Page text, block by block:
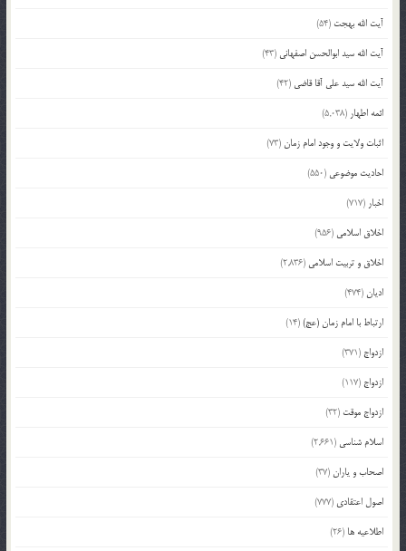
آیت الله بهجت (54)
آیت الله سید ابوالحسن اصفهانی (43)
آیت الله سید علی آقا قاضی (42)
ائمه اطهار (5,038)
اثبات ولایت و وجود امام زمان(73)
احادیث موضوعی (550)
اخبار (717)
اخلاق اسلامی (956)
اخلاق و تربیت اسلامی (2,836)
ادیان(474)
ارتباط با امام زمان (عج)(14)
ازدواج (371)
ازدواج (117)
ازدواج موقت (32)
اسلام شناسی (2,661)
اصحاب و یاران(37)
اصول اعتقادی (777)
اطلاعیه ها (26)